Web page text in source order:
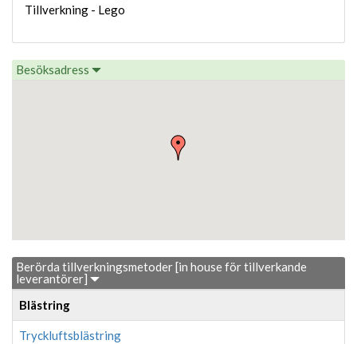
Tillverkning - Lego
Besöksadress
Berörda tillverkningsmetoder [in house för tillverkande
leverantörer]
Blästring
Tryckluftsblästring